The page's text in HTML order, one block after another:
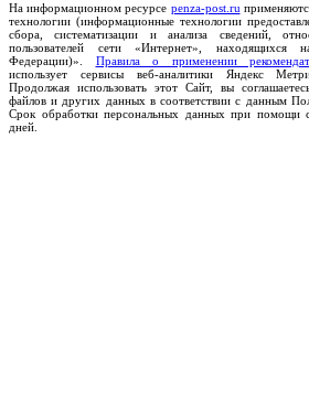
На информационном ресурсе penza-post.ru
технологии (информационные технологии
сбора, систематизации и анализа сведений,
пользователей сети «Интернет», находящихся
Федерации)». Правила о применении
использует сервисы веб-аналитики Яндекс
Продолжая использовать этот Сайт, вы
файлов и других данных в соответствии с данным
Срок обработки персональных данных при помощи
дней.